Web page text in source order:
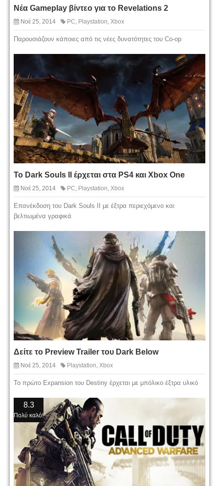
Νέα Gameplay βίντεο για το Revelations 2
Νοέ 25, 2014 PC, Playstation, Xbox
Παρουσιάζουν κάποιες από τις νέες δυνατότητες του Co-op
Το Dark Souls II έρχεται στα PS4 και Xbox One
Νοέ 25, 2014 PC, Playstation, Xbox
Επανέκδοση του Dark Souls II με έξτρα περιεχόμενο και
βελτιωμένα γραφικά
Δείτε το Preview Trailer του Dark Below
Νοέ 25, 2014 Playstation Xbox
Το πρώτο Expansion του Destiny έρχεται με μπόλικο έξτρα υλικό
8.3
Πολύ καλό!